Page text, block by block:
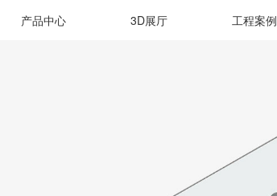
产品中心 3D展厅 工程案例